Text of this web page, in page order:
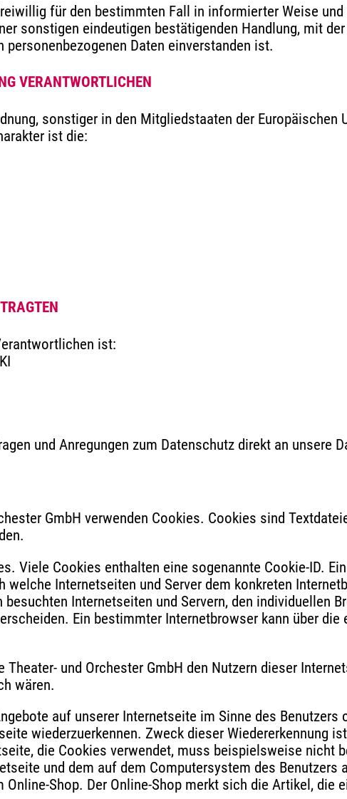
für den bestimmten Fall in informierter Weise
sonstigen eindeutigen bestätigenden Handlung, mit
Daten einverstanden ist.
VERANTWORTLICHEN
sonstiger in den Mitgliedstaaten der Europäischen
ist die:
ist:
und Anregungen zum Datenschutz direkt an unsere
GmbH verwenden Cookies. Cookies sind
Viele Cookies enthalten eine sogenannte Cookie-ID.
Internetseiten und Server dem konkreten
Internetseiten und Servern, den individuellen
Ein bestimmter Internetbrowser kann über die
und Orchester GmbH den Nutzern dieser
wären.
auf unserer Internetseite im Sinne des
wiederzuerkennen. Zweck dieser Wiedererkennung
die Cookies verwendet, muss beispielsweise nicht
und dem auf dem Computersystem des Benutzers
Shop. Der Online-Shop merkt sich die Artikel, die